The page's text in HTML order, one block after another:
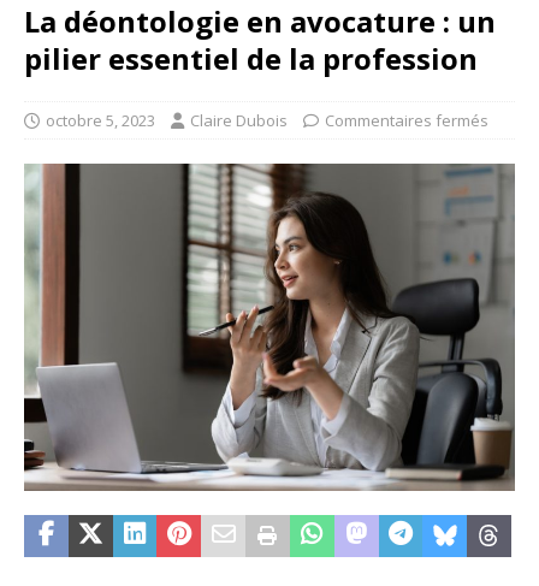
La déontologie en avocature : un
pilier essentiel de la profession
octobre 5, 2023 Claire Dubois Commentaires fermés